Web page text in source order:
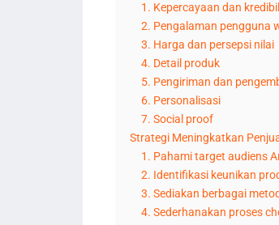
1. Kepercayaan dan
2. Pengalaman pengguna
3. Harga dan persepsi nilai
4. Detail produk
5. Pengiriman dan
6. Personalisasi
7. Social proof
Strategi Meningkatkan
1. Pahami target audiens
2. Identifikasi keunikan
3. Sediakan berbagai
4. Sederhanakan proses